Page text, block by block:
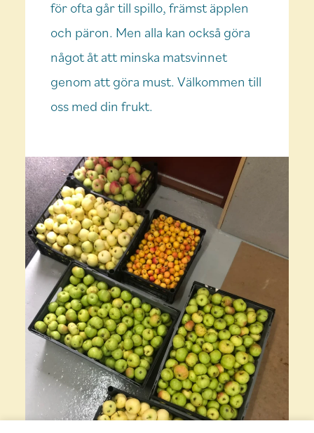
för ofta går till spillo, främst äpplen
och päron. Men alla kan också göra
något åt att minska matsvinnet
genom att göra must. Välkommen till
oss med din frukt.